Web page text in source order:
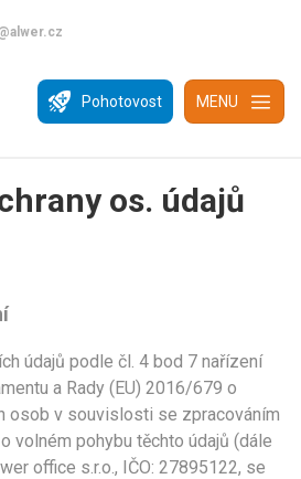
Pohotovost MENU
os. údajů
údajů podle čl. 4 bod 7 nařízení
a Rady (EU) 2016/679 o
osob v souvislosti se zpracováním
volném pohybu těchto údajů (dále
office s.r.o., IČO: 27895122, se